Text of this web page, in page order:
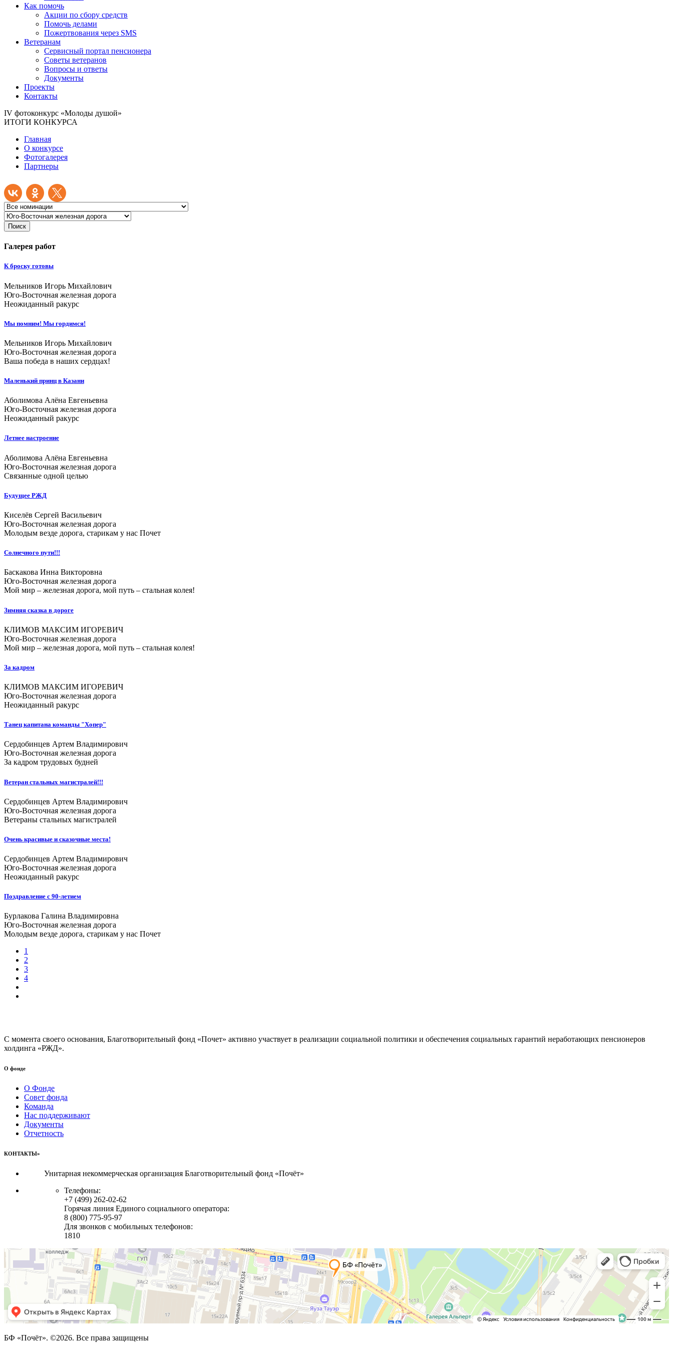
Как помочь
Акции по сбору средств
Помочь делами
Пожертвования через SMS
Ветеранам
Сервисный портал пенсионера
Советы ветеранов
Вопросы и ответы
Документы
Проекты
Контакты
IV фотоконкурс «Молоды душой»
ИТОГИ КОНКУРСА
Главная
О конкурсе
Фотогалерея
Партнеры
Поиск
Галерея работ
К броску готовы
Мельников Игорь Михайлович
Юго-Восточная железная дорога
Неожиданный ракурс
Мы помним! Мы гордимся!
Мельников Игорь Михайлович
Юго-Восточная железная дорога
Ваша победа в наших сердцах!
Маленький принц в Казани
Аболимова Алёна Евгеньевна
Юго-Восточная железная дорога
Неожиданный ракурс
Летнее настроение
Аболимова Алёна Евгеньевна
Юго-Восточная железная дорога
Связанные одной целью
Будущее РЖД
Киселёв Сергей Васильевич
Юго-Восточная железная дорога
Молодым везде дорога, старикам у нас Почет
Солнечного пути!!!
Баскакова Инна Викторовна
Юго-Восточная железная дорога
Мой мир – железная дорога, мой путь – стальная колея!
Зимняя сказка в дороге
КЛИМОВ МАКСИМ ИГОРЕВИЧ
Юго-Восточная железная дорога
Мой мир – железная дорога, мой путь – стальная колея!
За кадром
КЛИМОВ МАКСИМ ИГОРЕВИЧ
Юго-Восточная железная дорога
Неожиданный ракурс
Танец капитана команды "Хопер"
Сердобинцев Артем Владимирович
Юго-Восточная железная дорога
За кадром трудовых будней
Ветеран стальных магистралей!!!
Сердобинцев Артем Владимирович
Юго-Восточная железная дорога
Ветераны стальных магистралей
Очень красивые и сказочные места!
Сердобинцев Артем Владимирович
Юго-Восточная железная дорога
Неожиданный ракурс
Поздравление с 90-летием
Бурлакова Галина Владимировна
Юго-Восточная железная дорога
Молодым везде дорога, старикам у нас Почет
1
2
3
4
С момента своего основания, Благотворительный фонд «Почет» активно участвует в реализации социальной политики и обеспечения социальных гарантий неработающих пенсионеров
холдинга «РЖД».
О фонде
О Фонде
Совет фонда
Команда
Нас поддерживают
Документы
Отчетность
КОНТАКТЫ»
Унитарная некоммерческая организация Благотворительный фонд «Почёт»
Телефоны:
+7 (499) 262-02-62
Горячая линия Единого социального оператора:
8 (800) 775-95-97
Для звонков с мобильных телефонов:
1810
БФ «Почёт». ©2026. Все права защищены